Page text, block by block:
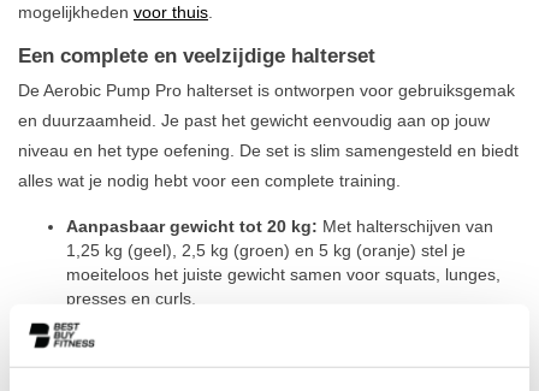
mogelijkheden voor thuis
Een complete en veelzijdige halterset
De Aerobic Pump Pro halterset is ontworpen voor gebruiksgemak
en duurzaamheid. Je past het gewicht eenvoudig aan op jouw
niveau en het type oefening. De set is slim samengesteld en biedt
alles wat je nodig hebt voor een complete training.
Aanpasbaar gewicht tot 20 kg: Met halterschijven van
1,25 kg (geel), 2,5 kg (groen) en 5 kg (oranje) stel je
moeiteloos het juiste gewicht samen voor squats, lunges,
presses en curls.
Gebruiksvriendelijk ontwerp:
schijven beschermt je vloer en dempt geluid. Dankzij de
heldere kleuren pak je tijdens een snelle workout direct het